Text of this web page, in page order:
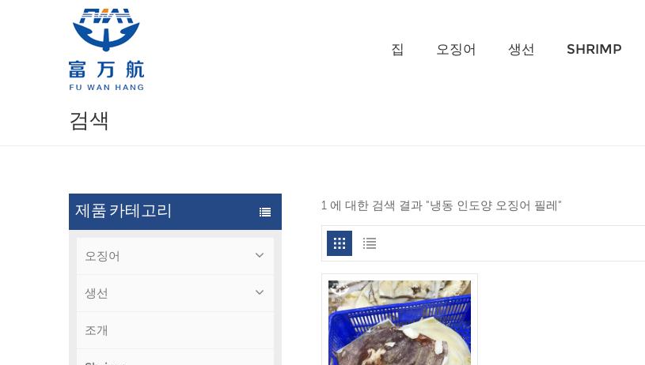
집 오징어 생선 SHRIMP
검색
제품 카테고리
오징어
생선
조개
1 에 대한 검색 결과 "냉동 인도양 오징어 필레"